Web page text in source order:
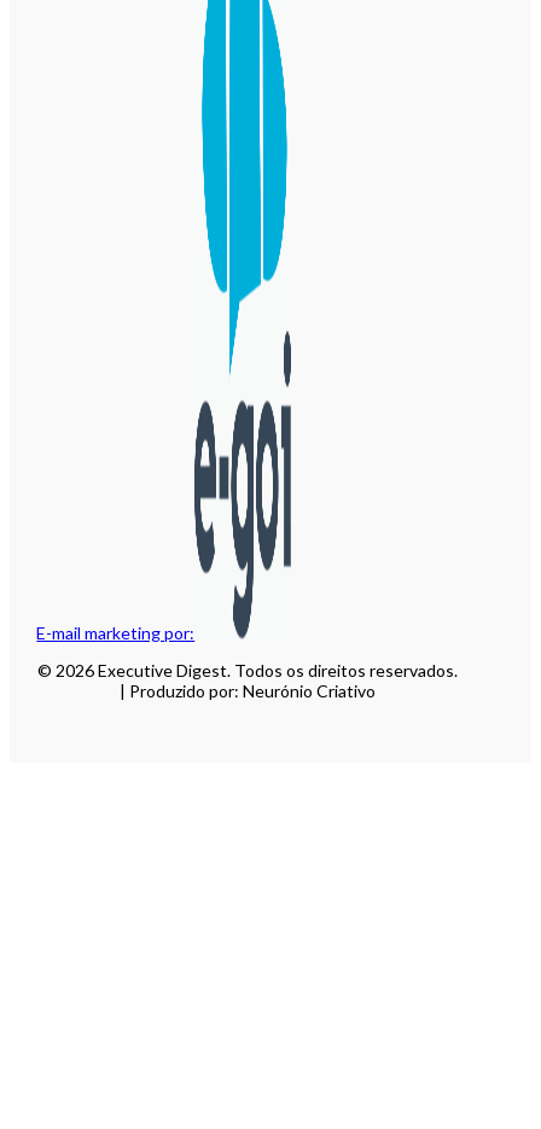
E-mail marketing por:
© 2026 Executive Digest. Todos os direitos reservados.
| Produzido por: Neurónio Criativo